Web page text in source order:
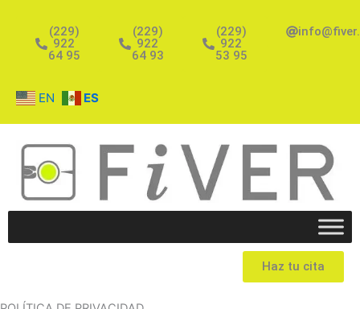
contenido
(229)
922
64 95
(229)
922
64 93
(229)
922
53 95
EN ES
Haz tu cita